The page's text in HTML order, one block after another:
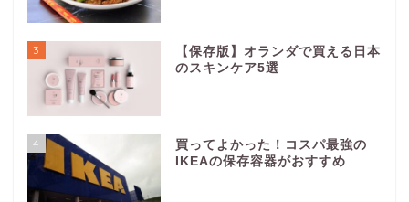
3
【保存版】オランダで買える日本
のスキンケア5選
4
買ってよかった！コスパ最強の
IKEAの保存容器がおすすめ